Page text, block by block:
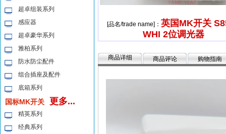
超卓组装系列
感应器
超卓豪华系列
雅柏系列
防水防尘配件
组合插座及配件
底箱系列
国标MK开关 更多...
精英系列
经典系列
[品名/trade name]： 英国MK开关
WHI 2位调光器
商品详细 商品评论 购物指南